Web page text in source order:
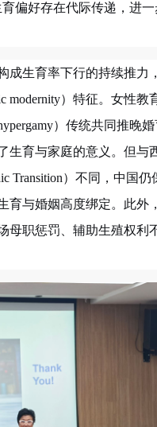
偏好存在代际传递，进
生育率下行的持续推力
modernity）特征。女性教
）传统共同推晚
生育与家庭的意义。但与
Transition）不同，中国
育与婚姻高度绑定。此外
母职惩罚、辅助生殖权利